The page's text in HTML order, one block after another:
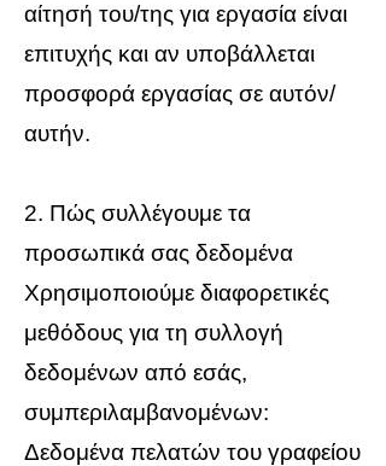
αίτησή του/της για εργασία είναι
επιτυχής και αν υποβάλλεται
προσφορά εργασίας σε αυτόν/
αυτήν.
2. Πώς συλλέγουμε τα
προσωπικά σας δεδομένα
Χρησιμοποιούμε διαφορετικές
μεθόδους για τη συλλογή
δεδομένων από εσάς,
συμπεριλαμβανομένων:
Δεδομένα πελατών του γραφείου